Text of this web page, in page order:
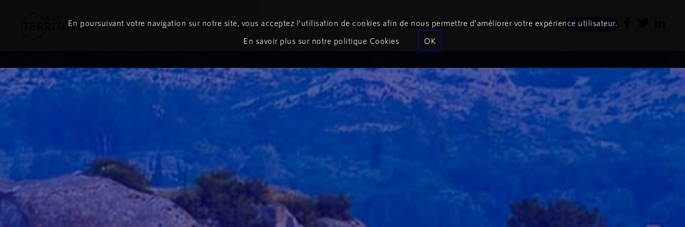
Newsletter
Le direct Podcasts Programmes Équipe Événements
En poursuivant votre navigation sur notre site, vous acceptez l’utilisation de cookies afin de nous permettre d’améliorer votre expérience utilisateur.
En savoir plus sur notre politique Cookies
OK